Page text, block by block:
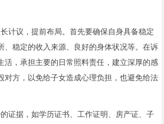
计议，提前布局。首先要确保自身具备稳定
、稳定的收入来源、良好的身体状况等。在诉
活，承担主要的日常照料责任，建立深厚的感
对方，以免给子女造成心理负担，也避免给法
证据，如学历证书、工作证明、房产证、子